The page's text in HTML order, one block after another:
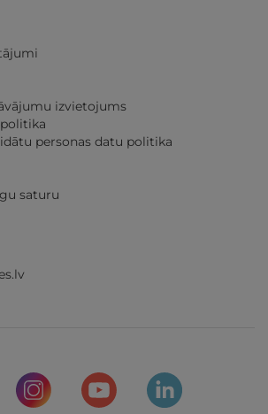
izvietojums
personas datu politika
saturu